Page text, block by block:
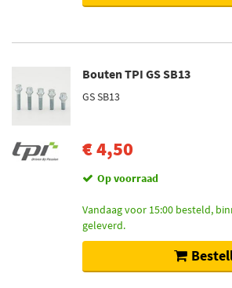
Bouten TPI GS SB13
GS SB13
€ 4,50
Op voorraad
Vandaag voor 15:00 besteld,
geleverd.